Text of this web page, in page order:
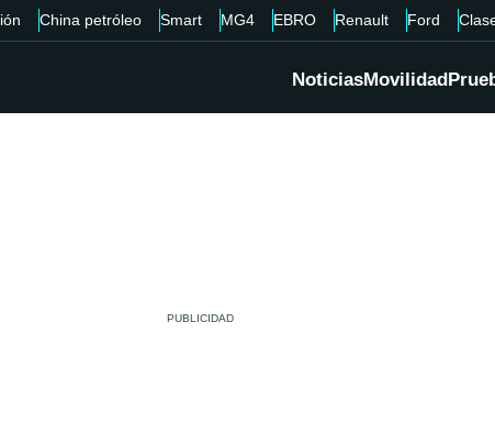
China petróleo Smart MG4 EBRO Renault Ford
NoticiasMovilidad